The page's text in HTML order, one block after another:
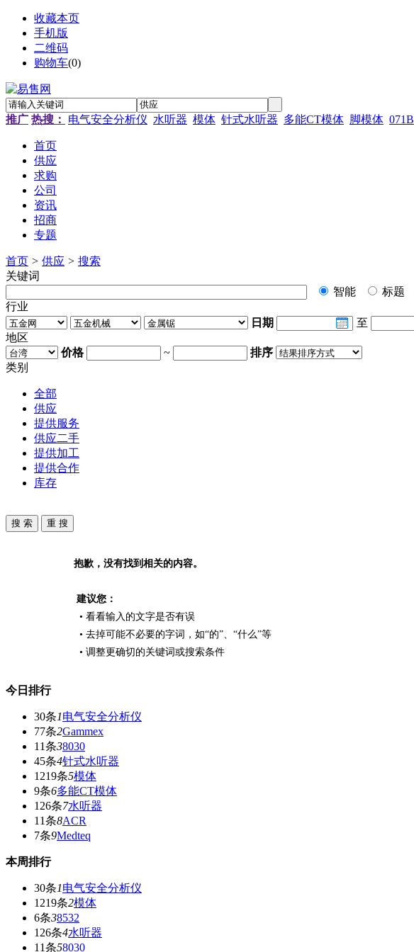
收藏本页
手机版
二维码
购物车(0)
推广 热搜： 电气安全分析仪 水听器 模体 针式水听器 多能CT模体 脚模体 071B
首页
供应
求购
公司
资讯
招商
专题
首页 > 供应 > 搜索
关键词
智能
标题
行业
日期
至
地区
价格
~
排序
类别
全部
供应
提供服务
供应二手
提供加工
提供合作
库存
抱歉，没有找到相关的内容。
建议您：
• 看看输入的文字是否有误
• 去掉可能不必要的字词，如“的”、“什么”等
• 调整更确切的关键词或搜索条件
今日排行
30条1电气安全分析仪
77条2Gammex
11条38030
45条4针式水听器
1219条5模体
9条6多能CT模体
126条7水听器
11条8ACR
7条9Medteq
本周排行
30条1电气安全分析仪
1219条2模体
6条38532
126条4水听器
11条58030